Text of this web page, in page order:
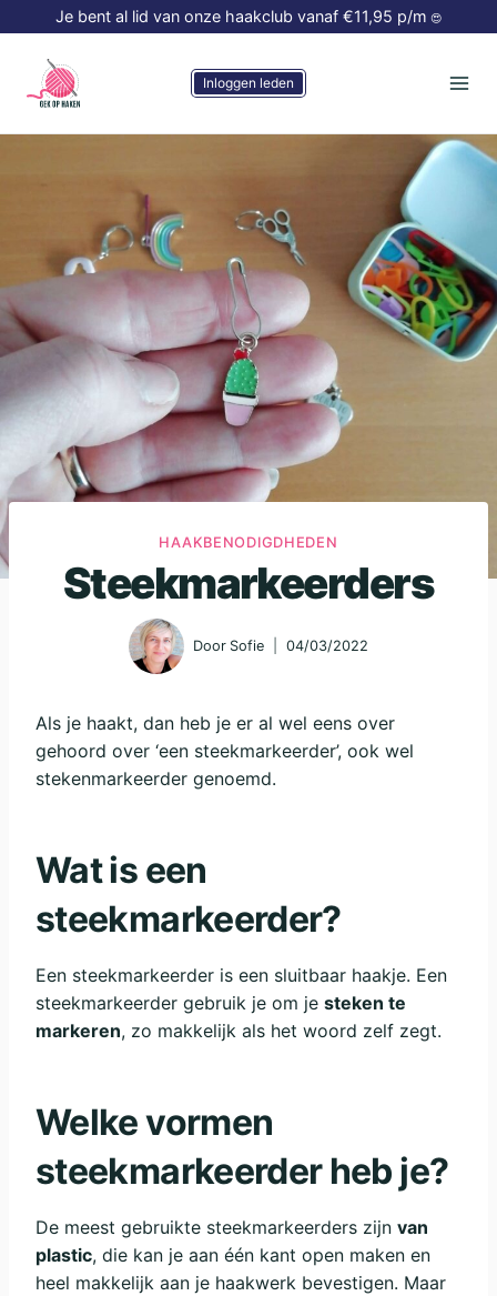
Doorgaan
naar
inhoud
Je bent al lid van onze haakclub vanaf €11,95 p/m 😍
Inloggen leden
HAAKBENODIGDHEDEN
Steekmarkeerders
Door Sofie 04/03/2022
Als je haakt, dan heb je er al wel eens over
gehoord over ‘een steekmarkeerder’, ook wel
stekenmarkeerder genoemd.
Wat is een
steekmarkeerder?
Een steekmarkeerder is een sluitbaar haakje. Een
steekmarkeerder gebruik je om je steken te
markeren, zo makkelijk als het woord zelf zegt.
Welke vormen
steekmarkeerder heb je?
De meest gebruikte steekmarkeerders zijn van
plastic, die kan je aan één kant open maken en
heel makkelijk aan je haakwerk bevestigen. Maar